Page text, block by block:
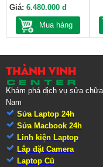
Giá: 6.480.000 đ
Mua hàng
Khám phá dịch vụ sửa
Nam
Sửa Laptop 24h
Sửa Macbook 24h
Linh kiện Laptop
Lắp đặt Camera
Laptop Cũ